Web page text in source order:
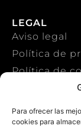
Para ofrecer las
cookies para
LEGAL
Aviso legal
Política de
Política de